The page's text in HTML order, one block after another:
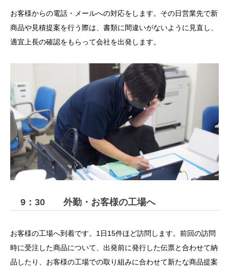
お客様からの電話・メールへの対応をします。その日営業先で新
商品や見積提案を行う際は、書類に間違いがないように見直し、
適宜上長の確認をもらって会社を出発します。
9：30 外勤・お客様の工場へ
お客様の工場へ到着です。1日15件ほど訪問します。前回の訪問
時に受注した商品について、出発前に発行した伝票と合わせて納
品したり、お客様の工場での取り組みに合わせて新たな商品提案